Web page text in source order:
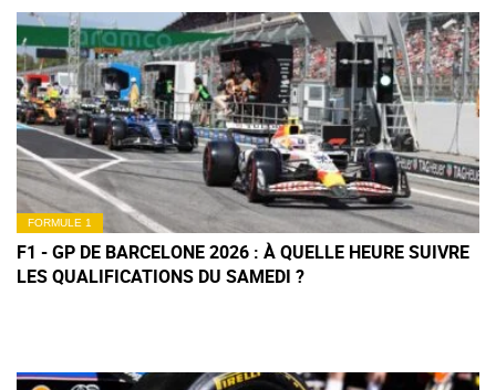
FORMULE 1
F1 - GP DE BARCELONE 2026 : À QUELLE HEURE SUIVRE
LES QUALIFICATIONS DU SAMEDI ?